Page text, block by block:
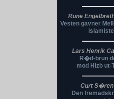
Rune
Vesten gavner
Lars Henrik
R�d-brun
mod Hizb ut-
Curt
Den